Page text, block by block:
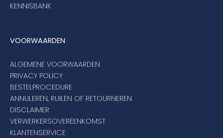
KENNISBANK
VOORWAARDEN
ALGEMENE VOORWAARDEN
PRIVACY POLICY
BESTELPROCEDURE
ANNULEREN, RUILEN OF RETOURNEREN
DISCLAIMER
VERWERKERSOVEREENKOMST
KLANTENSERVICE